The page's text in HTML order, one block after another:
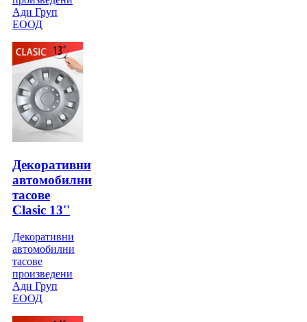
Ади Груп
ЕООД
Декоративни
автомобилни
тасове
Clasic 13''
Декоративни
автомобилни
тасове
произведени
Ади Груп
ЕООД